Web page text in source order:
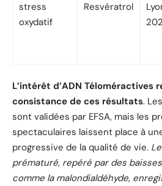
stress
oxydatif
Resvératrol
L’intérêt d’ADN Téloméractives
consistance de ces résultats.
sont validées par EFSA, mais les
spectaculaires laissent place à
progressive de la qualité de vie.
prématuré, repéré par des
comme la malondialdéhyde,